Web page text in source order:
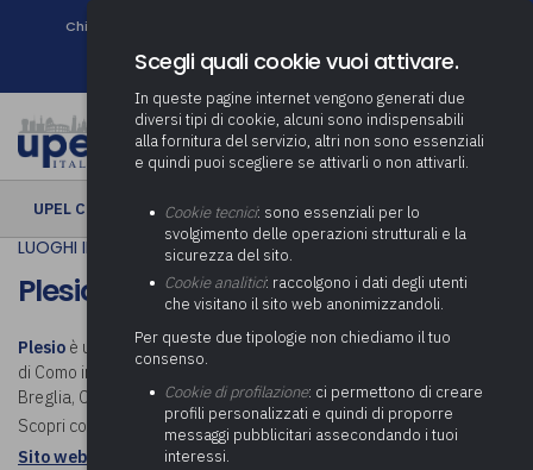
Chi siamo
Newsletter
UPEL CULTURA › Plesio
LUOGHI IN COMUNE
Plesio
Plesio è un comune italiano sparso di 829 abitanti della provincia
di Como in Lombardia. Il paese raccoglie le frazioni di Barna,
Breglia, Calveseglio, Ligomena, Logo e Plesio, sede comunale.
Scopri cosa visitare a Plesio.
Sito web istituzionale: Comune di Plesio
Scegli quali cookie vuoi attivare.
In queste pagine internet vengono generati due
diversi tipi di cookie, alcuni sono indispensabili
alla fornitura del servizio, altri non sono essenziali
e quindi puoi scegliere se attivarli o non attivarli.
Cookie tecnici: sono essenziali per lo
svolgimento delle operazioni strutturali e la
sicurezza del sito.
Cookie analitici: raccolgono i dati degli utenti
che visitano il sito web anonimizzandoli.
Per queste due tipologie non chiediamo il tuo
consenso.
Cookie di profilazione: ci permettono di creare
profili personalizzati e quindi di proporre
messaggi pubblicitari assecondando i tuoi
interessi.